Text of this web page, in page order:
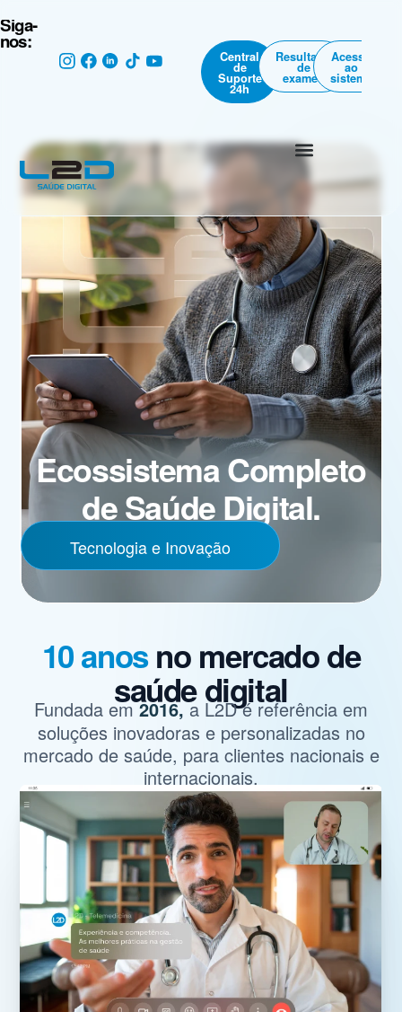
Siga-
nos:
Central
de
Suporte
24h
Resultado
de
exames
Acesso
ao
sistema
Ecossistema Completo
de Saúde Digital.
Tecnologia e Inovação
10 anosno mercado de
saúde digital
Fundada em2016,a L2D é referência em
soluções inovadoras e personalizadas no
mercado de saúde, para clientes nacionais e
internacionais.